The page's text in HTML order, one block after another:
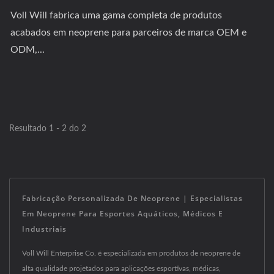
Voll Will fabrica uma gama completa de produtos
acabados em neoprene para parceiros de marca OEM e
ODM,...
Resultado 1 - 2 do 2
Fabricação Personalizada De Neoprene | Especialistas
Em Neoprene Para Esportes Aquáticos, Médicos E
Industriais
Voll Will Enterprise Co. é especializada em produtos de neoprene de
alta qualidade projetados para aplicações esportivas, médicas,